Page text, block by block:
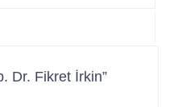
Dr. Fikret İrkin”